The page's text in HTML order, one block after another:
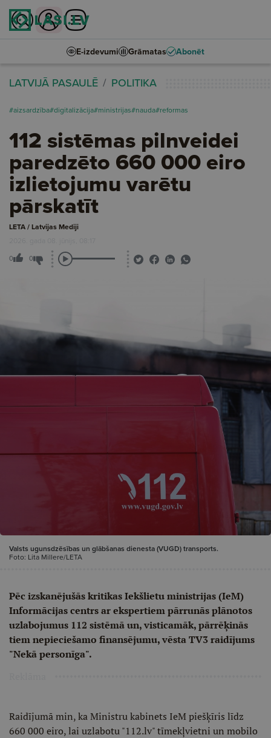
E-izdevumi Grāmatas Abonēt
LATVIJĀ PASAULĒ POLITIKA
#aizsardzība#digitalizācija#ministrijas#nauda#reformas
112 sistēmas pilnveidei
paredzēto 660 000 eiro
izlietojumu varētu
pārskatīt
LETA / Latvijas Mediji
2026. gada 08. jūnijs, 08:17
0 0
Valsts ugunsdzēsības un glābšanas dienesta (VUGD) transports.
Foto: Lita Millere/LETA
Pēc izskanējušās kritikas Iekšlietu ministrijas (IeM)
Informācijas centrs ar ekspertiem pārrunās plānotos
uzlabojumus 112 sistēmā un, visticamāk, pārrēķinās
tiem nepieciešamo finansējumu, vēsta TV3 raidījums
"Nekā personīga".
Raidījumā min, ka Ministru kabinets IeM piešķīris līdz
660 000 eiro, lai uzlabotu "112.lv" tīmekļvietni un mobilo